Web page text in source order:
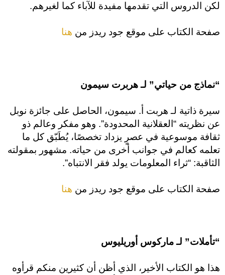
لكن الدروس التي تقدمها مفيدة للآباء كما لغيرهم.
صفحة الكتاب على موقع جود ريدز من هنا
“نماذج من حياتي” لـ هربرت سيمون
سيرة ذاتية لـ هربت أ. سيمون، الحاصل على جائزة نوبل
عن نظريته “العقلانية المحدودة”. وهو مفكر وعالم ذو
ثقافة موسوعية في عصرٍ يزداد تخصصًا، يُطَبّق كل ما
تعلمه كعالم في جوانب أخرى من حياته. مشهور بمقولته
الثاقبة: “ثراء المعلومات يولد فقر الانتباه”.
صفحة الكتاب على موقع جود ريدز من هنا
“تأملات” لـ ماركوس أوريليوس
هذا هو الكتاب الأخير، الذي أظن أن كثيرين منكم قرأوه